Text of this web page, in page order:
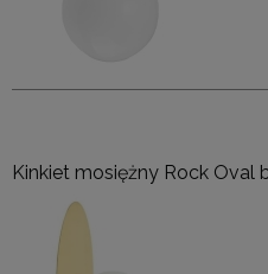
Kinkiet mosiężny Rock Oval